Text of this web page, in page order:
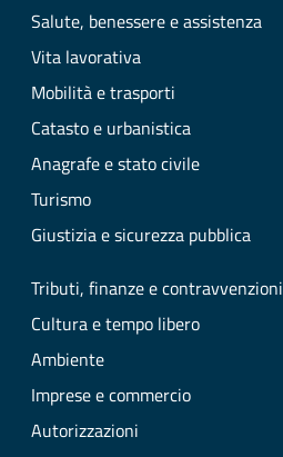
Salute, benessere e assistenza
Vita lavorativa
Mobilità e trasporti
Catasto e urbanistica
Anagrafe e stato civile
Turismo
Giustizia e sicurezza pubblica
Tributi, finanze e contravvenzioni
Cultura e tempo libero
Ambiente
Imprese e commercio
Autorizzazioni